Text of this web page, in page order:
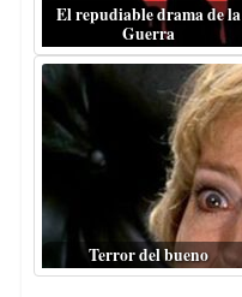
El repudiable drama de la
Guerra
Terror del bueno